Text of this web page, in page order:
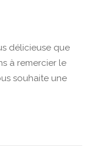
délicieuse que
à remercier le
souhaite une